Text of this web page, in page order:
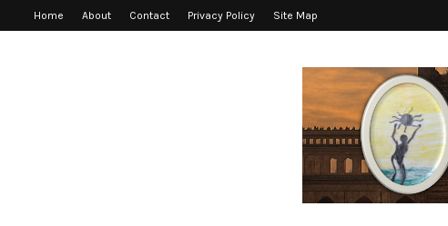
Home About Contact Privacy Policy Site Map